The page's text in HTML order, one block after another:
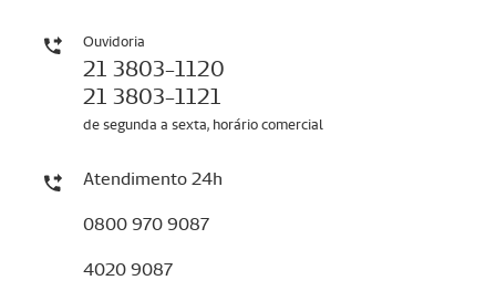
Ouvidoria
21 3803-1120
21 3803-1121
de segunda a sexta, horário comercial
Atendimento 24h
0800 970 9087
4020 9087